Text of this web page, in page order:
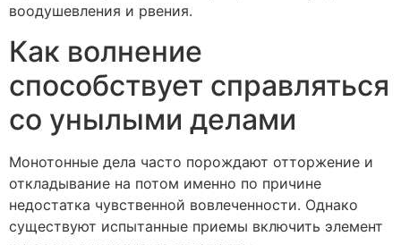
воодушевления и рвения.
Как волнение
способствует справляться
со унылыми делами
Монотонные дела часто порождают отторжение и
откладывание на потом именно по причине
недостатка чувственной вовлеченности. Однако
существуют испытанные приемы включить элемент